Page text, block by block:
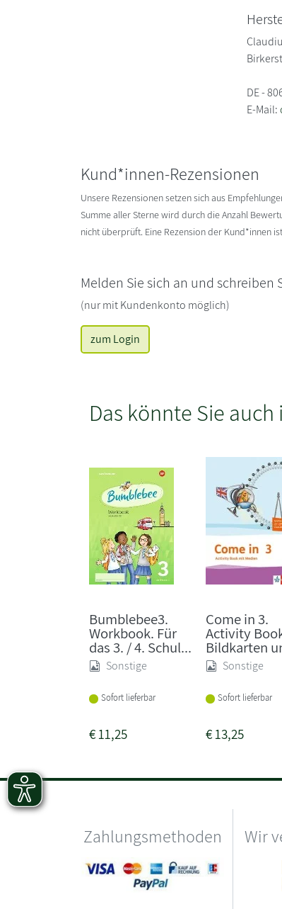
DE -
E-Mail:
Kund*innen-Rezensionen
Unsere Rezensionen setzen sich aus
Summe aller Sterne wird durch die Anzahl
nicht überprüft. Eine Rezension der Kund*innen
Melden Sie sich an und schreiben
(nur mit Kundenkonto möglich)
zum Login
Das könnte Sie
Bumblebee3.
Workbook. Für
das 3. / 4. Schul...
Sonstige
Sofort lieferbar
€11,25
Come in 3.
Activity
Bildkarten
Sonstige
Sofort lieferbar
€13,25
Zahlungsmethoden Wir